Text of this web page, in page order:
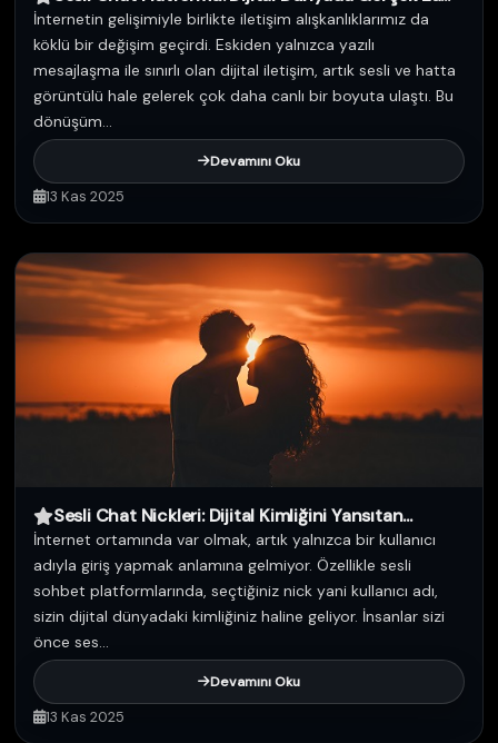
İnternetin gelişimiyle birlikte iletişim alışkanlıklarımız da
köklü bir değişim geçirdi. Eskiden yalnızca yazılı
mesajlaşma ile sınırlı olan dijital iletişim, artık sesli ve hatta
görüntülü hale gelerek çok daha canlı bir boyuta ulaştı. Bu
dönüşüm...
Devamını Oku
13 Kas 2025
Sesli Chat Nickleri: Dijital Kimliğini Yansıtan...
İnternet ortamında var olmak, artık yalnızca bir kullanıcı
adıyla giriş yapmak anlamına gelmiyor. Özellikle sesli
sohbet platformlarında, seçtiğiniz nick yani kullanıcı adı,
sizin dijital dünyadaki kimliğiniz haline geliyor. İnsanlar sizi
önce ses...
Devamını Oku
13 Kas 2025